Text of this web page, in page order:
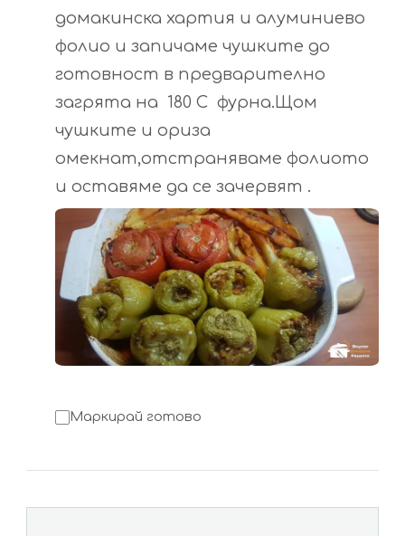
домакинска хартия и алуминиево
фолио и запичаме чушките до
готовност в предварително
загрята на 180 C фурна.Щом
чушките и ориза
омекнат,отстраняваме фолиото
и оставяме да се зачервят .
Маркирай готово